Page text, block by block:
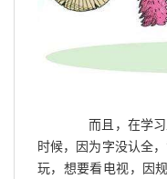
而且，在学习
时候，因为字没认全
玩，想要看电视，因